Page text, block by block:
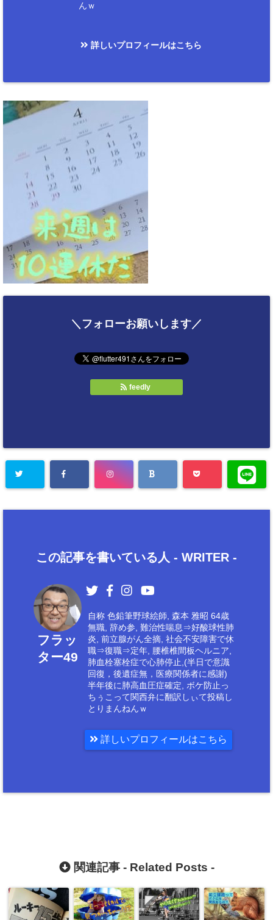
んｗ
詳しいプロフィールはこちら
＼フォローお願いします／
feedly
この記事を書いている人 - WRITER -
フラッ
ター49
自称 色鉛筆野球絵師, 森本 雅昭 64歳
無職, 辞め参, 難治性喘息⇒好酸球性肺
炎, 前立腺がん全摘, 社会不安障害で休
職⇒復職⇒定年, 腰椎椎間板ヘルニア,
肺血栓塞栓症で心肺停止,(半日で意識
回復，後遺症無，医療関係者に感謝)
半年後に肺高血圧症確定, ボケ防止っ
ちぅこって関西弁に翻訳しぃて投稿し
とりまんねんｗ
詳しいプロフィールはこちら
関連記事 - Related Posts -